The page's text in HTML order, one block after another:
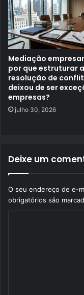
Mediação
por que estruturar a
resolução de
deixou de ser
empresas?
julho 30, 2026
Deixe um
O seu endereço de e-
obrigatórios são